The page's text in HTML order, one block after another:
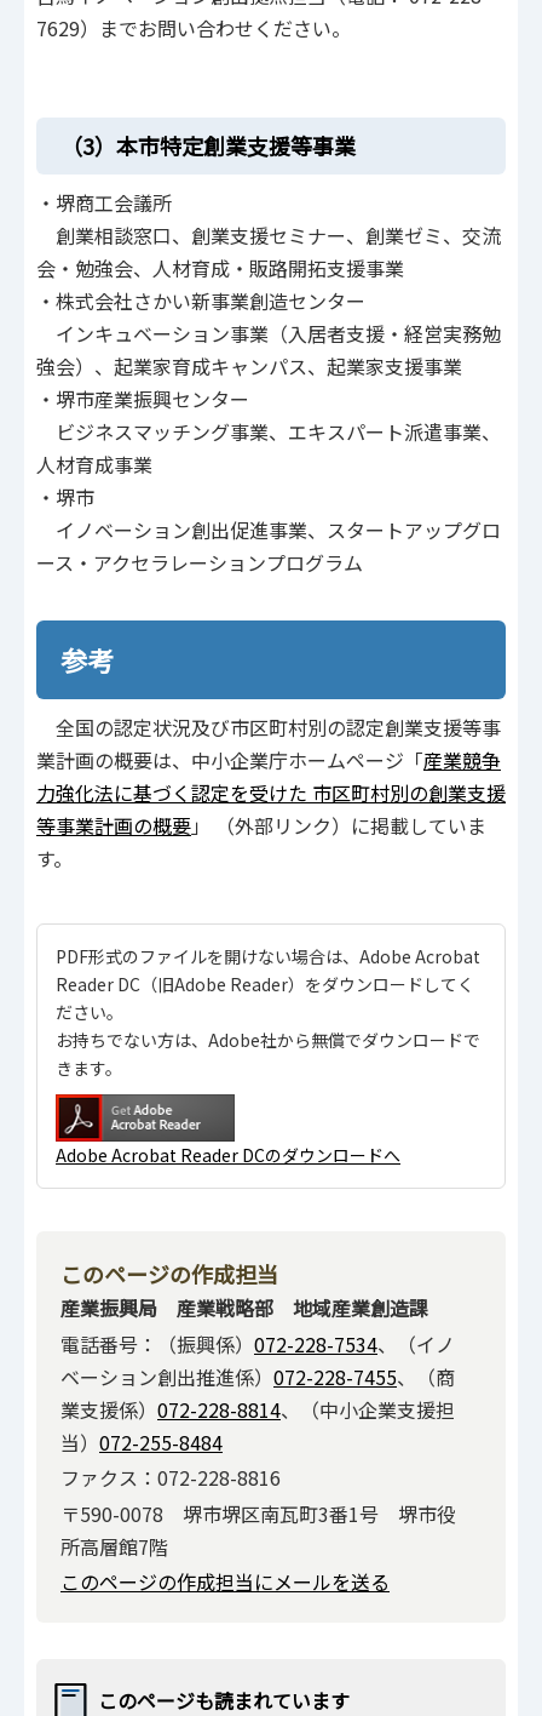
7629）までお問い合わせください。
（3）本市特定創業支援等事業
・堺商工会議所
創業相談窓口、創業支援セミナー、創業ゼミ、交流
会・勉強会、人材育成・販路開拓支援事業
・株式会社さかい新事業創造センター
インキュベーション事業（入居者支援・経営実務勉
強会）、起業家育成キャンパス、起業家支援事業
・堺市産業振興センター
ビジネスマッチング事業、エキスパート派遣事業、
人材育成事業
・堺市
イノベーション創出促進事業、スタートアップグロ
ース・アクセラレーションプログラム
参考
全国の認定状況及び市区町村別の認定創業支援等事
業計画の概要は、中小企業庁ホームページ「産業競争
力強化法に基づく認定を受けた 市区町村別の創業支援
等事業計画の概要」 （外部リンク）に掲載していま
す。
PDF形式のファイルを開けない場合は、Adobe Acrobat
Reader DC（旧Adobe Reader）をダウンロードしてく
ださい。
お持ちでない方は、Adobe社から無償でダウンロードで
きます。
Adobe Acrobat Reader DCのダウンロードへ
このページの作成担当
産業振興局 産業戦略部 地域産業創造課
電話番号：（振興係） 072-228-7534、（イノ
ベーション創出推進係） 072-228-7455、（商
業支援係） 072-228-8814、（中小企業支援担
当） 072-255-8484
ファクス：072-228-8816
〒590-0078 堺市堺区南瓦町3番1号 堺市役
所高層館7階
このページの作成担当にメールを送る
このページも読まれています